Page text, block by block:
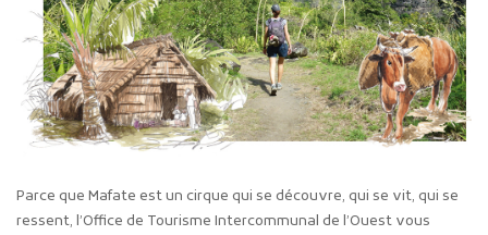
Parce que Mafate est un cirque qui se découvre, qui se vit, qui se
ressent, l’Office de Tourisme Intercommunal de l’Ouest vous